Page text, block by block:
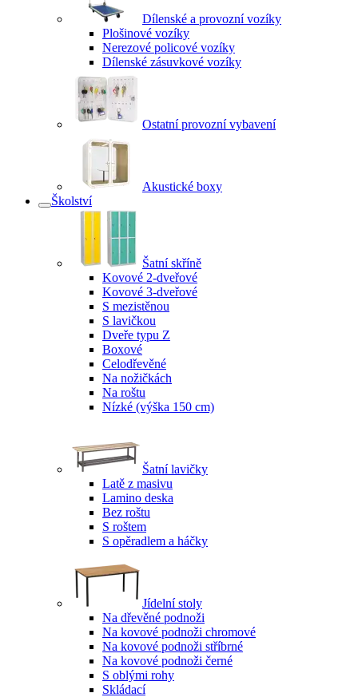
Dílenské a provozní vozíky
Plošinové vozíky
Nerezové policové vozíky
Dílenské zásuvkové vozíky
Ostatní provozní vybavení
Akustické boxy
Školství
Šatní skříně
Kovové 2-dveřové
Kovové 3-dveřové
S mezistěnou
S lavičkou
Dveře typu Z
Boxové
Celodřevěné
Na nožičkách
Na roštu
Nízké (výška 150 cm)
Šatní lavičky
Latě z masivu
Lamino deska
Bez roštu
S roštem
S opěradlem a háčky
Jídelní stoly
Na dřevěné podnoži
Na kovové podnoži chromové
Na kovové podnoži stříbrné
Na kovové podnoži černé
S oblými rohy
Skládací